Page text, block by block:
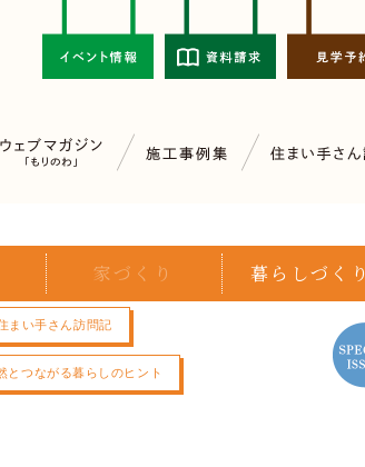
家づくり 暮らしづくり
まい手さん訪問記
とつながる暮らしのヒント